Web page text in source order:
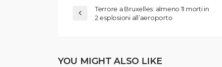
Terrore a Bruxelles: almeno 11 morti in
2 esplosioni all’aeroporto
YOU MIGHT ALSO LIKE